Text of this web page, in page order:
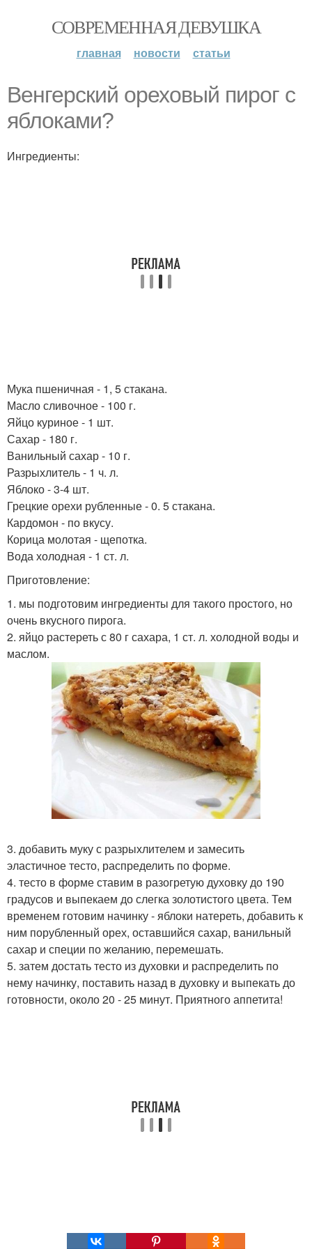
СОВРЕМЕННАЯ ДЕВУШКА
главная новости статьи
Венгерский ореховый пирог с
яблоками?
Ингредиенты:
Мука пшеничная - 1, 5 стакана.
Масло сливочное - 100 г.
Яйцо куриное - 1 шт.
Сахар - 180 г.
Ванильный сахар - 10 г.
Разрыхлитель - 1 ч. л.
Яблоко - 3-4 шт.
Грецкие орехи рубленные - 0. 5 стакана.
Кардомон - по вкусу.
Корица молотая - щепотка.
Вода холодная - 1 ст. л.
Приготовление:
1. мы подготовим ингредиенты для такого простого, но
очень вкусного пирога.
2. яйцо растереть с 80 г сахара, 1 ст. л. холодной воды и
маслом.
3. добавить муку с разрыхлителем и замесить
эластичное тесто, распределить по форме.
4. тесто в форме ставим в разогретую духовку до 190
градусов и выпекаем до слегка золотистого цвета. Тем
временем готовим начинку - яблоки натереть, добавить к
ним порубленный орех, оставшийся сахар, ванильный
сахар и специи по желанию, перемешать.
5. затем достать тесто из духовки и распределить по
нему начинку, поставить назад в духовку и выпекать до
готовности, около 20 - 25 минут. Приятного аппетита!